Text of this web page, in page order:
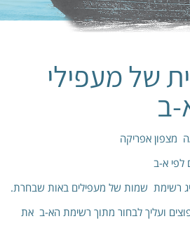
של מעפילי
ב
מצפון אפריקה
לפי א-ב
רשימת שמות של מעפילים באות שבחרת.
ועליך לבחור מתוך רשימת הא-ב את